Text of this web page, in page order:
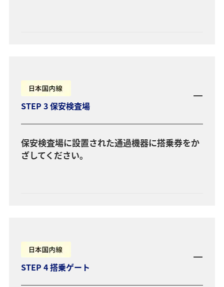
STEP 3 保安検査場
保安検査場に設置された通過機器に搭乗券をか
ざしてください。
STEP 4 搭乗ゲート